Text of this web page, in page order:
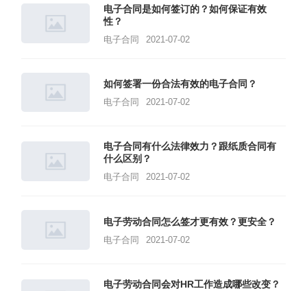
电子合同是如何签订的？如何保证有效
性？
电子合同 2021-07-02
如何签署一份合法有效的电子合同？
电子合同 2021-07-02
电子合同有什么法律效力？跟纸质合同有
什么区别？
电子合同 2021-07-02
电子劳动合同怎么签才更有效？更安全？
电子合同 2021-07-02
电子劳动合同会对HR工作造成哪些改变？